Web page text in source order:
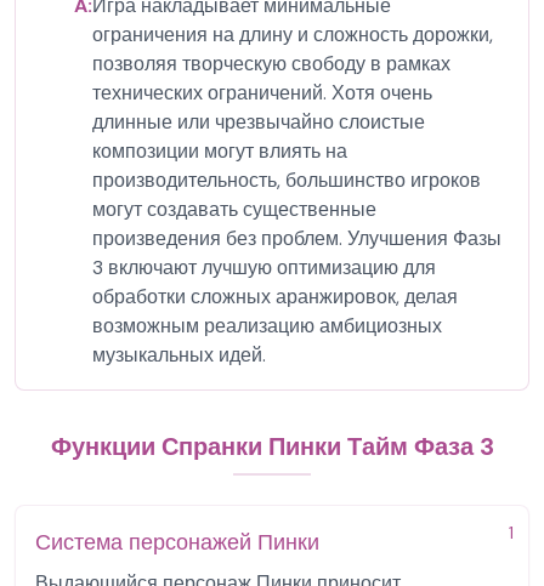
A:Игра накладывает минимальные
ограничения на длину и сложность дорожки,
позволяя творческую свободу в рамках
технических ограничений. Хотя очень
длинные или чрезвычайно слоистые
композиции могут влиять на
производительность, большинство игроков
могут создавать существенные
произведения без проблем. Улучшения Фазы
3 включают лучшую оптимизацию для
обработки сложных аранжировок, делая
возможным реализацию амбициозных
музыкальных идей.
Функции Спранки Пинки Тайм Фаза 3
1
Система персонажей Пинки